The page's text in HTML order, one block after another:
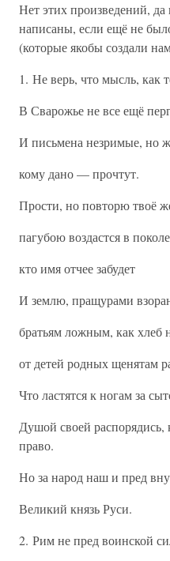
Нет этих произведений,
написаны, если ещё не
(которые якобы создали
1. Не верь, что мысль, как
В Сварожье не все ещё
И письмена незримые, но
кому дано — прочтут.
Прости, но повторю твоё
пагубою воздастся в
кто имя отчее забудет
И землю, пращурами
братьям ложным, как хлеб
от детей родных щенятам
Что ластятся к ногам за
Душой своей
право.
Но за народ наш и пред
Великий князь Руси.
2. Рим не пред воинской